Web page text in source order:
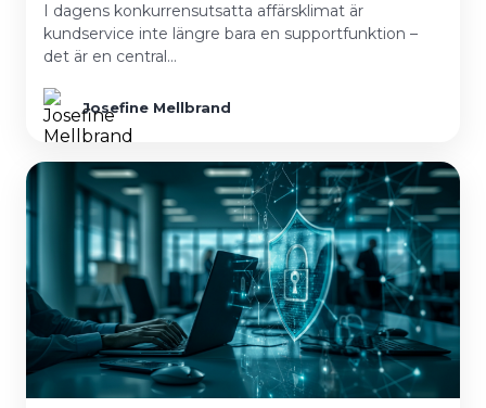
I dagens konkurrensutsatta affärsklimat är
kundservice inte längre bara en supportfunktion –
det är en central…
Josefine Mellbrand